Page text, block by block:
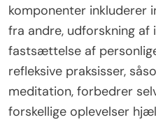
komponenter inkluderer
fra andre, udforskning af
fastsættelse af
refleksive praksisser,
meditation, forbedrer
forskellige oplevelser